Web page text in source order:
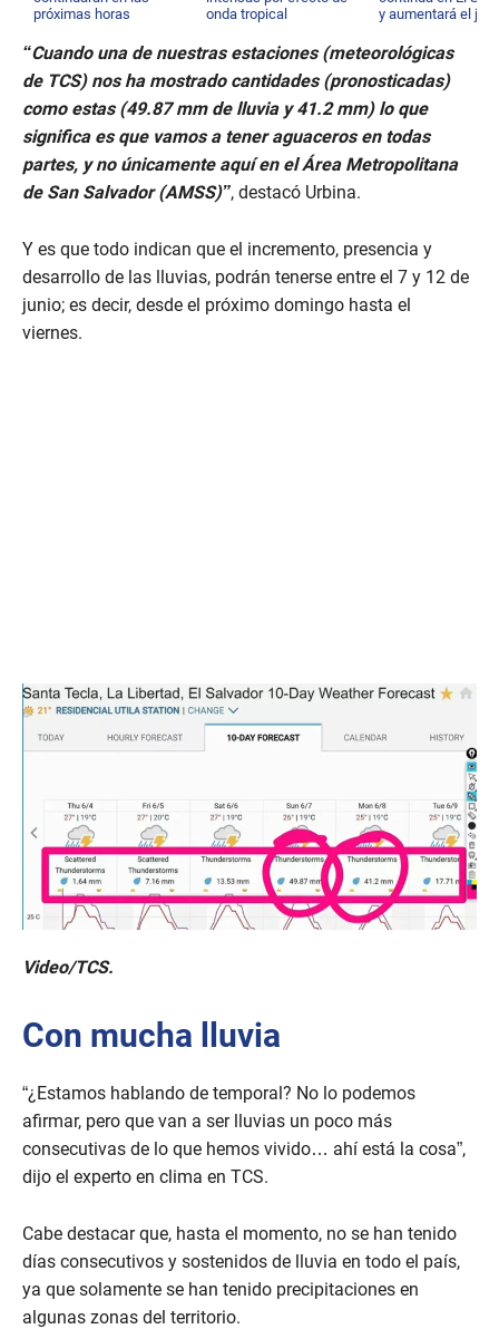
próximas horas
onda tropical
y aumentará el
“Cuando una de nuestras estaciones (meteorológicas
de TCS) nos ha mostrado cantidades (pronosticadas)
como estas (49.87 mm de lluvia y 41.2 mm) lo que
significa es que vamos a tener aguaceros en todas
partes, y no únicamente aquí en el Área Metropolitana
de San Salvador (AMSS)”, destacó Urbina.
Y es que todo indican que el incremento, presencia y
desarrollo de las lluvias, podrán tenerse entre el 7 y 12 de
junio; es decir, desde el próximo domingo hasta el
viernes.
Video/TCS.
Con mucha lluvia
“¿Estamos hablando de temporal? No lo podemos
afirmar, pero que van a ser lluvias un poco más
consecutivas de lo que hemos vivido… ahí está la cosa”,
dijo el experto en clima en TCS.
Cabe destacar que, hasta el momento, no se han tenido
días consecutivos y sostenidos de lluvia en todo el país,
ya que solamente se han tenido precipitaciones en
algunas zonas del territorio.